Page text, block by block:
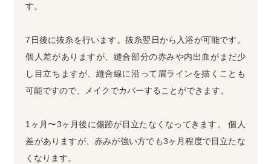
す。
7日後に抜糸を行います。抜糸翌日から入浴が可能です。
個人差がありますが、縫合部分の赤みや内出血がまだ少
し目立ちますが、縫合線に沿って眉ラインを描くことも
可能ですので、メイクでカバーすることができます。
1ヶ月〜3ヶ月後に傷跡が目立たなくなってきます。 個人
差がありますが、赤みが強い方でも3ヶ月程度で目立たな
くなります。